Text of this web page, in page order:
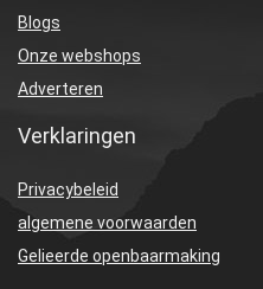
Blogs
Onze webshops
Adverteren
Verklaringen
Privacybeleid
algemene voorwaarden
Gelieerde openbaarmaking